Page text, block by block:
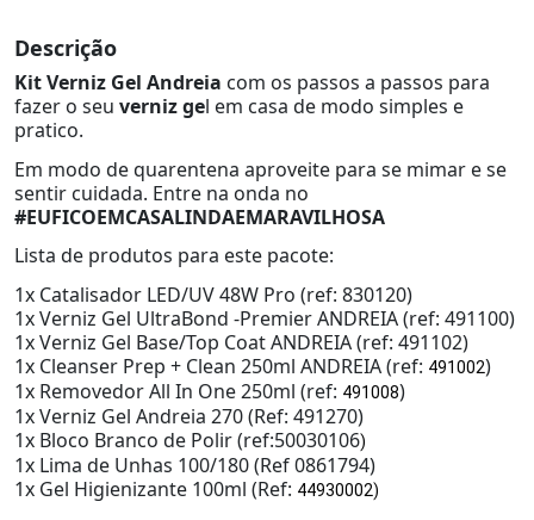
Descrição
Kit Verniz Gel Andreia com os passos a passos para
fazer o seu verniz gel em casa de modo simples e
pratico.
Em modo de quarentena aproveite para se mimar e se
sentir cuidada. Entre na onda no
#EUFICOEMCASALINDAEMARAVILHOSA
Lista de produtos para este pacote:
1x Catalisador LED/UV 48W Pro (ref: 830120)
1x Verniz Gel UltraBond -Premier ANDREIA (ref: 491100)
1x Verniz Gel Base/Top Coat ANDREIA (ref: 491102)
1x Cleanser Prep + Clean 250ml ANDREIA (ref: 491002)
1x Removedor All In One 250ml (ref: 491008)
1x Verniz Gel Andreia 270 (Ref: 491270)
1x Bloco Branco de Polir (ref:50030106)
1x Lima de Unhas 100/180 (Ref 0861794)
1x Gel Higienizante 100ml (Ref: 44930002)